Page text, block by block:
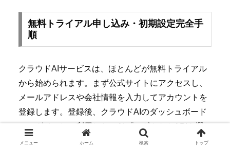
無料トライアル申し込み・初期設定完全手
順
クラウドAIサービスは、ほとんどが無料トライアル
から始められます。まず公式サイトにアクセスし、
メールアドレスや会社情報を入力してアカウントを
登録します。登録後、クラウドAIのダッシュボード
にログインし、利用したいAIプロダクトやAPIを選
択します。初期設定ではAPIキーの発行やセキュリ
メニュー ホーム 検索 トップ